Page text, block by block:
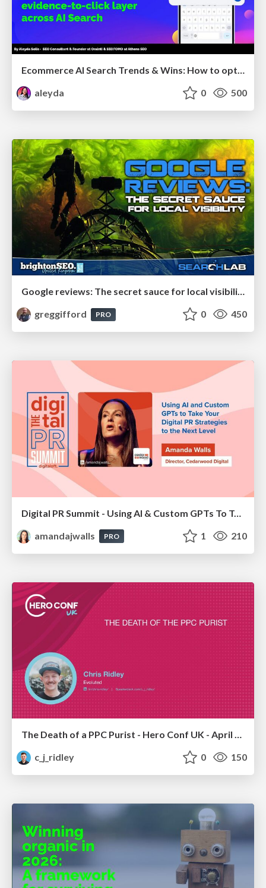
Ecommerce AI Search Trends & Wins: How to optimize the evidence-to-click layer across AI Search
aleyda
0 500
Google reviews: The secret sauce for local visibility
greggifford
PRO 0 450
Digital PR Summit - Using AI & Custom GPTs To Take Your Digital PR Campaigns To The Next Level [Amanda Walls]
amandajwalls
PRO 1 210
The Death of a PPC Purist - Hero Conf UK - April 2026 - Chris Ridley
c_j_ridley
0 150